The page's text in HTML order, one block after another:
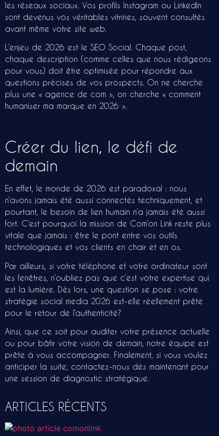
les réseaux sociaux. Vos profils Instagram ou LinkedIn
sont devenus vos véritables vitrines, souvent consultés
avant même votre site web.
L’enjeu de 2026 est le SEO Social. Chaque post,
chaque description (comme celles que nous rédigeons
pour vous) doit être optimisée pour répondre aux
questions précises de vos prospects. On ne cherche
plus une « agence de com », on cherche « comment
humaniser ma marque en 2026 ».
Créer du lien, le défi de
demain
En effet , le monde de 2026 est paradoxal : nous
n’avons jamais été aussi connectés techniquement, et
pourtant, le besoin de lien humain n’a jamais été aussi
fort. C’est pourquoi la mission de Com’on Link reste plus
vitale que jamais : être le pont entre vos outils
technologiques et vos clients en chair et en os.
Par ailleurs , si votre téléphone et votre ordinateur sont
les fenêtres, n’oubliez pas que c’est votre expertise qui
est la lumière Dès lors , une question se pose : votre
stratégie social media 2026 est-elle réellement prête
pour le retour de l’authenticité?
Ainsi , que ce soit pour auditer votre présence actuelle
ou pour bâtir votre vision de demain, notre équipe est
prête à vous accompagner. Finalement , si vous voulez
anticiper la suite, contactez-nous dès maintenant pour
une session de diagnostic stratégique.
ARTICLES RÉCENTS